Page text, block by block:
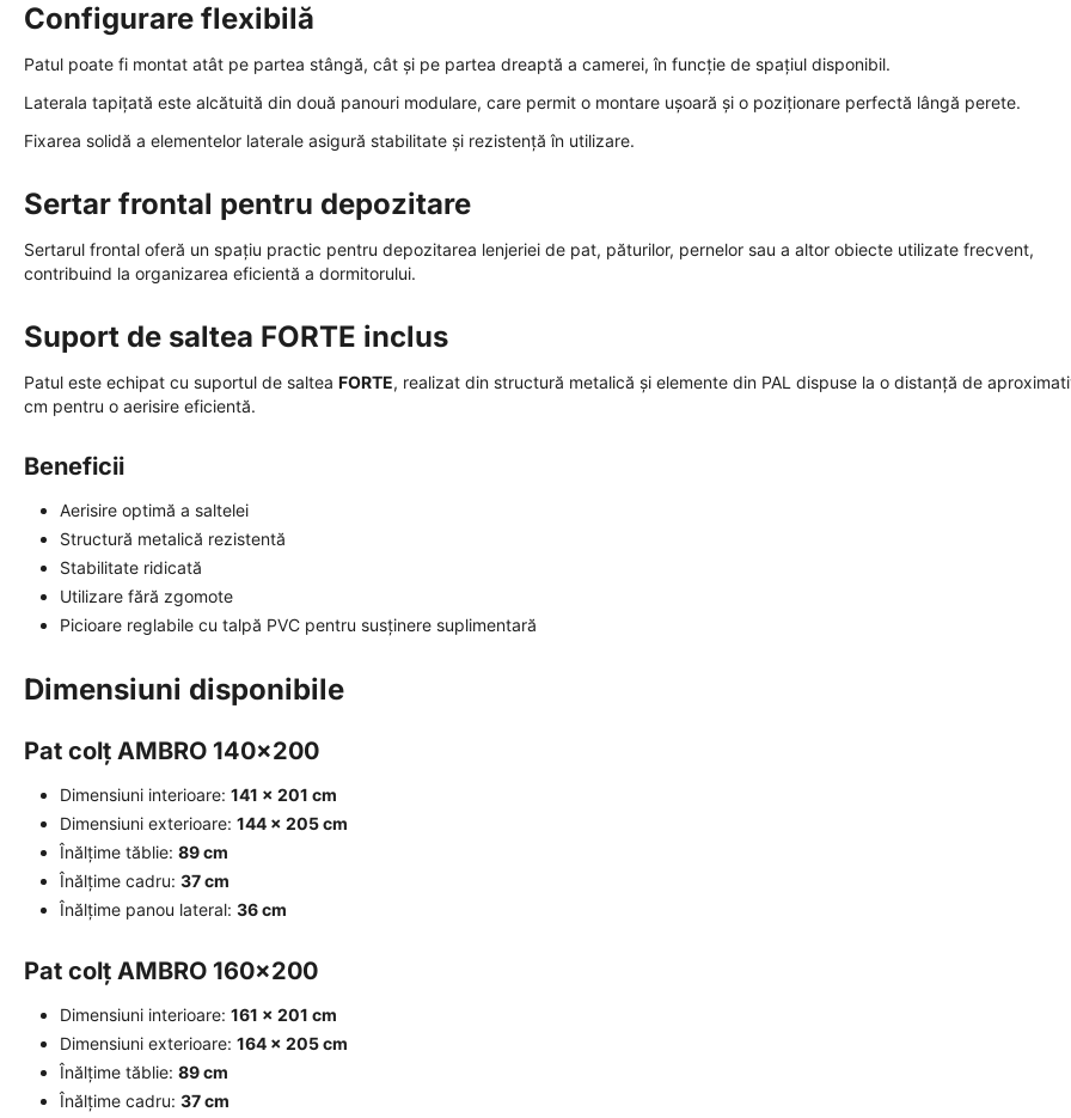
Configurare flexibilă
Patul poate fi montat atât pe partea stângă, cât și pe partea dreaptă a camerei, în funcție de spațiul disponibil.
Laterala tapițată este alcătuită din două panouri modulare, care permit o montare ușoară și o poziționare perfectă lângă perete.
Fixarea solidă a elementelor laterale asigură stabilitate și rezistență în utilizare.
Sertar frontal pentru depozitare
Sertarul frontal oferă un spațiu practic pentru depozitarea lenjeriei de pat, păturilor, pernelor sau a altor obiecte utilizate frecvent,
contribuind la organizarea eficientă a dormitorului.
Suport de saltea FORTE inclus
Patul este echipat cu suportul de saltea FORTE, realizat din structură metalică și elemente din PAL dispuse la o distanță de
cm pentru o aerisire eficientă.
Beneficii
Aerisire optimă a saltelei
Structură metalică rezistentă
Stabilitate ridicată
Utilizare fără zgomote
Picioare reglabile cu talpă PVC pentru susținere suplimentară
Dimensiuni disponibile
Pat colț AMBRO 140x200
Dimensiuni interioare: 141 × 201 cm
Dimensiuni exterioare: 144 × 205 cm
Înălțime tăblie: 89 cm
Înălțime cadru: 37 cm
Înălțime panou lateral: 36 cm
Pat colț AMBRO 160x200
Dimensiuni interioare: 161 × 201 cm
Dimensiuni exterioare: 164 × 205 cm
Înălțime tăblie: 89 cm
Înălțime cadru: 37 cm